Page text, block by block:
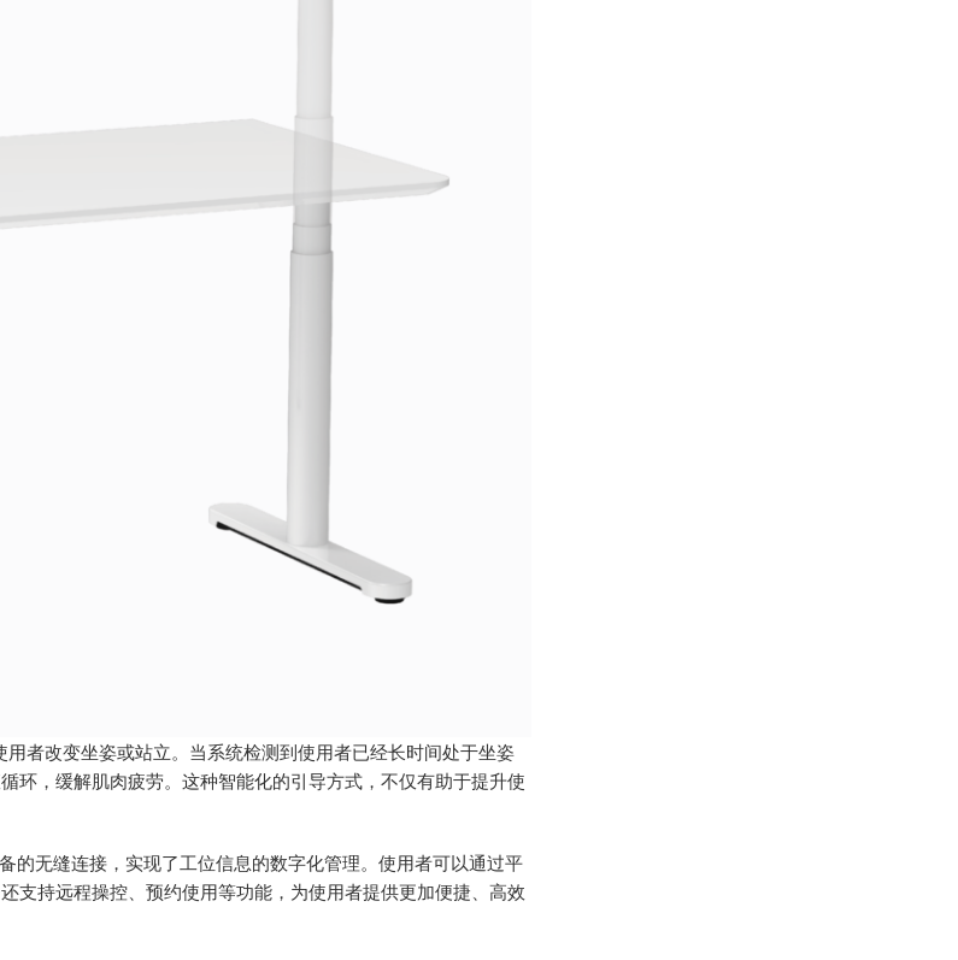
者改变坐姿或站立。当系统检测到使用者已经长时间处于坐姿
环，缓解肌肉疲劳。这种智能化的引导方式，不仅有助于提升使
无缝连接，实现了工位信息的数字化管理。使用者可以通过平
支持远程操控、预约使用等功能，为使用者提供更加便捷、高效